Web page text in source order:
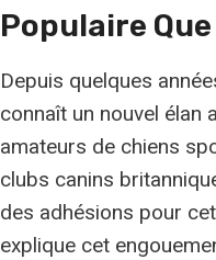
Populaire
Depuis quelques
connaît un nouvel élan
amateurs de chiens
clubs canins
des adhésions pour
explique cet